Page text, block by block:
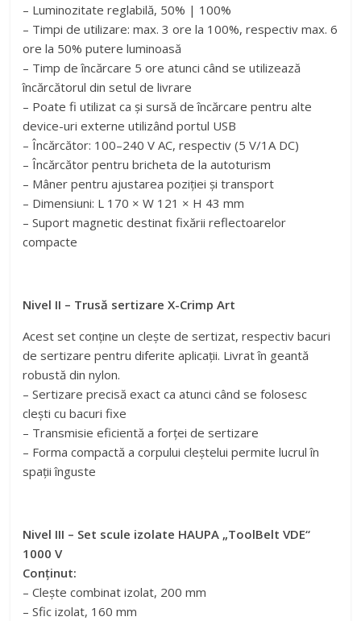
– Luminozitate reglabilă, 50% | 100%
– Timpi de utilizare: max. 3 ore la 100%, respectiv max. 6
ore la 50% putere luminoasă
– Timp de încărcare 5 ore atunci când se utilizează
încărcătorul din setul de livrare
– Poate fi utilizat ca și sursă de încărcare pentru alte
device-uri externe utilizând portul USB
– Încărcător: 100–240 V AC, respectiv (5 V/1A DC)
– Încărcător pentru bricheta de la autoturism
– Mâner pentru ajustarea poziției și transport
– Dimensiuni: L 170 × W 121 × H 43 mm
– Suport magnetic destinat fixării reflectoarelor
compacte
Nivel II – Trusă sertizare X-Crimp Art
Acest set conține un clește de sertizat, respectiv bacuri
de sertizare pentru diferite aplicații. Livrat în geantă
robustă din nylon.
– Sertizare precisă exact ca atunci când se folosesc
clești cu bacuri fixe
– Transmisie eficientă a forței de sertizare
– Forma compactă a corpului cleștelui permite lucrul în
spații înguste
Nivel III – Set scule izolate HAUPA „ToolBelt VDE“
1000 V
Conținut:
– Clește combinat izolat, 200 mm
– Sfic izolat, 160 mm